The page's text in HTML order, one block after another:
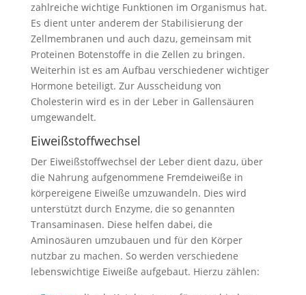
zahlreiche wichtige Funktionen im Organismus hat.
Es dient unter anderem der Stabilisierung der
Zellmembranen und auch dazu, gemeinsam mit
Proteinen Botenstoffe in die Zellen zu bringen.
Weiterhin ist es am Aufbau verschiedener wichtiger
Hormone beteiligt. Zur Ausscheidung von
Cholesterin wird es in der Leber in Gallensäuren
umgewandelt.
Eiweißstoffwechsel
Der Eiweißstoffwechsel der Leber dient dazu, über
die Nahrung aufgenommene Fremdeiweiße in
körpereigene Eiweiße umzuwandeln. Dies wird
unterstützt durch Enzyme, die so genannten
Transaminasen. Diese helfen dabei, die
Aminosäuren umzubauen und für den Körper
nutzbar zu machen. So werden verschiedene
lebenswichtige Eiweiße aufgebaut. Hierzu zählen: